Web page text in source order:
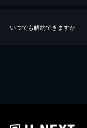
いつでも解約できますか